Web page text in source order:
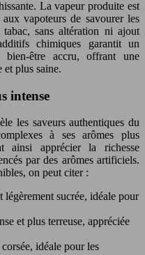
La vapeur produite est
vapoteurs de savourer les
sans altération ni ajout
chimiques garantit un
être accru, offrant une
et plus saine.
intense
les saveurs authentiques du
à ses arômes plus
ainsi apprécier la richesse
par des arômes artificiels.
on peut citer :
légèrement sucrée, idéale pour
et plus terreuse, appréciée
idéale pour les